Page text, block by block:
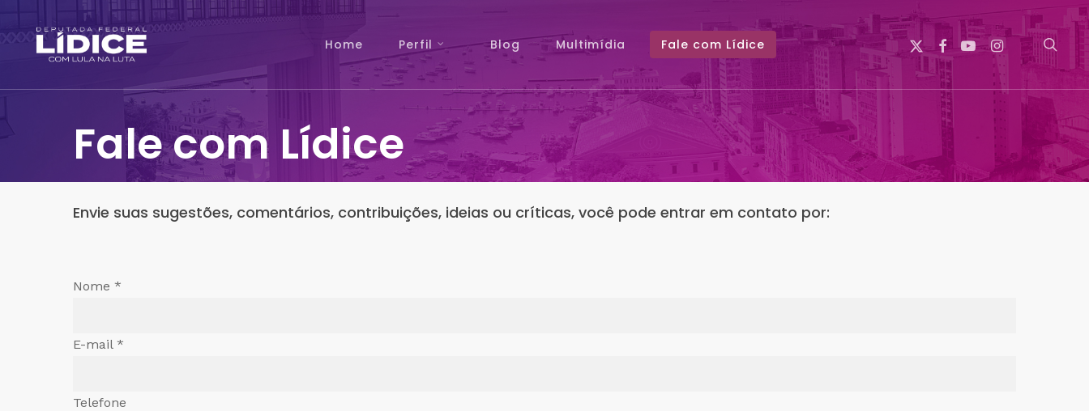
to
Home Perfil Blog Multimídia Fale com Lídice
x-
twitter
facebook
youtubeinstagram
Fale com Lídice
Envie suas sugestões, comentários, contribuições, ideias ou críticas, você pode entrar em contato por:
Nome *
E-mail *
Telefone